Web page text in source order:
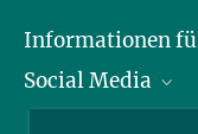
Informationen
Bewerberinnen und
Social Media